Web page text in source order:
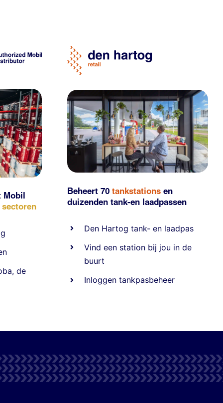
Mobil
, de
Beheert 70tankstationsen
duizendentank-en laadpassen
Den Hartog tank- en laadpas
Vind een station bij jou in de
buurt
Inloggen tankpasbeheer